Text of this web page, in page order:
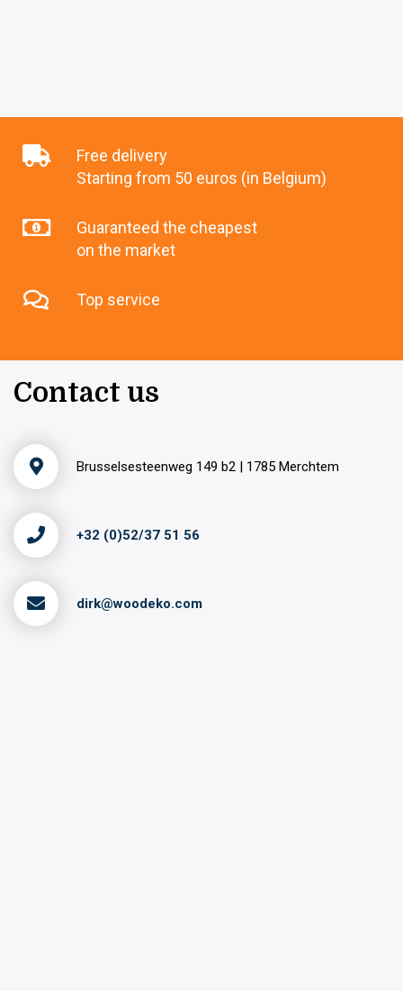
Free delivery
Starting from 50 euros (in Belgium)
Guaranteed the cheapest
on the market
Top service
Contact us
Brusselsesteenweg 149 b2 | 1785 Merchtem
+32 (0)52/37 51 56
dirk@woodeko.com